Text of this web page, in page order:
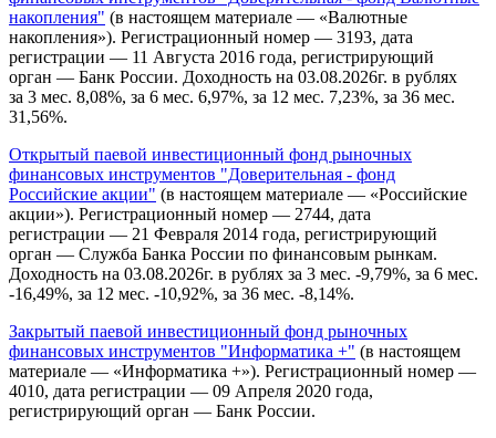
накопления" (в настоящем материале — «Валютные
накопления»). Регистрационный номер — 3193, дата
регистрации — 11 Августа 2016 года, регистрирующий
орган — Банк России. Доходность на 03.08.2026г. в рублях
за 3 мес. 8,08%, за 6 мес. 6,97%, за 12 мес. 7,23%, за 36 мес.
31,56%.
Открытый паевой инвестиционный фонд рыночных
финансовых инструментов "Доверительная - фонд
Российские акции" (в настоящем материале — «Российские
акции»). Регистрационный номер — 2744, дата
регистрации — 21 Февраля 2014 года, регистрирующий
орган — Служба Банка России по финансовым рынкам.
Доходность на 03.08.2026г. в рублях за 3 мес. -9,79%, за 6 мес.
-16,49%, за 12 мес. -10,92%, за 36 мес. -8,14%.
Закрытый паевой инвестиционный фонд рыночных
финансовых инструментов "Информатика +" (в настоящем
материале — «Информатика +»). Регистрационный номер —
4010, дата регистрации — 09 Апреля 2020 года,
регистрирующий орган — Банк России.